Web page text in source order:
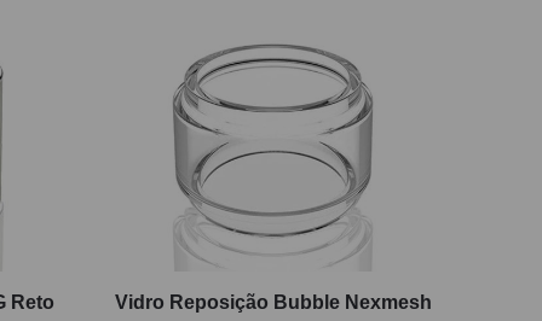
Reto
Vidro Reposição Bubble Nexmesh